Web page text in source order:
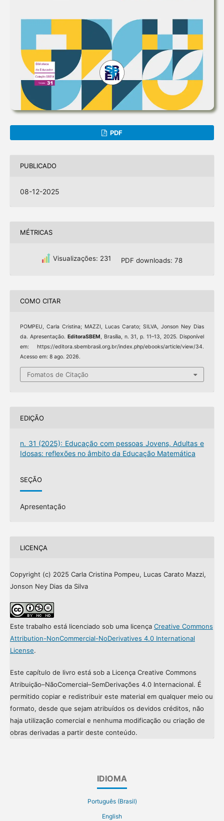
PDF
PUBLICADO
08-12-2025
MÉTRICAS
Visualizações: 231 PDF downloads: 78
COMO CITAR
POMPEU, Carla Cristina; MAZZI, Lucas Carato; SILVA, Jonson Ney Dias
da. Apresentação. EditoraSBEM, Brasília, n. 31, p. 11–13, 2025. Disponível
em: https://editora.sbembrasil.org.br/index.php/ebooks/article/view/34.
Acesso em: 8 ago. 2026.
Fomatos de Citação
EDIÇÃO
n. 31 (2025): Educação com pessoas Jovens, Adultas e
Idosas: reflexões no âmbito da Educação Matemática
SEÇÃO
Apresentação
LICENÇA
Copyright (c) 2025 Carla Cristina Pompeu, Lucas Carato Mazzi,
Jonson Ney Dias da Silva
Este trabalho está licenciado sob uma licença Creative Commons
Attribution-NonCommercial-NoDerivatives 4.0 International
License.
Este capítulo de livro está sob a Licença Creative Commons
Atribuição–NãoComercial–SemDerivações 4.0 Internacional. É
permitido copiar e redistribuir este material em qualquer meio ou
formato, desde que sejam atribuídos os devidos créditos, não
haja utilização comercial e nenhuma modificação ou criação de
obras derivadas a partir deste conteúdo.
IDIOMA
Português (Brasil)
English